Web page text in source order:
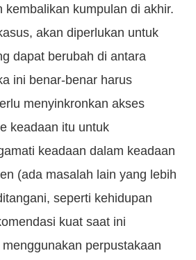
kembalikan kumpulan di akhir.
akan diperlukan untuk
dapat berubah di antara
ini benar-benar harus
menyinkronkan akses
keadaan itu untuk
keadaan dalam keadaan
(ada masalah lain yang lebih
seperti kehidupan
kuat saat ini
perpustakaan